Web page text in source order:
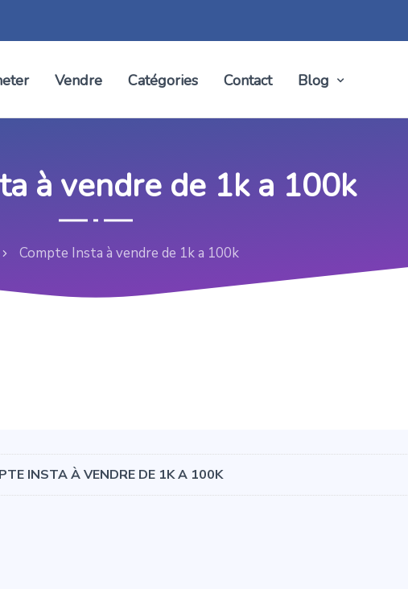
Vendre Catégories Contact Blog
à vendre de 1k a 100k
Compte Insta à vendre de 1k a 100k
INSTA À VENDRE DE 1K A 100K